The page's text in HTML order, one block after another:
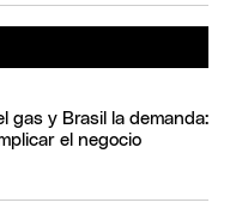
gas y Brasil la demanda:
el negocio